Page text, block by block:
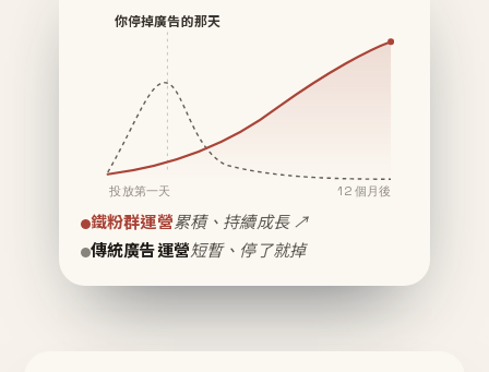
你停掉廣告的那天
投放第一天 12 個月後
鐵粉群運營累積、持續成長 ↗
傳統廣告運營短暫、停了就掉